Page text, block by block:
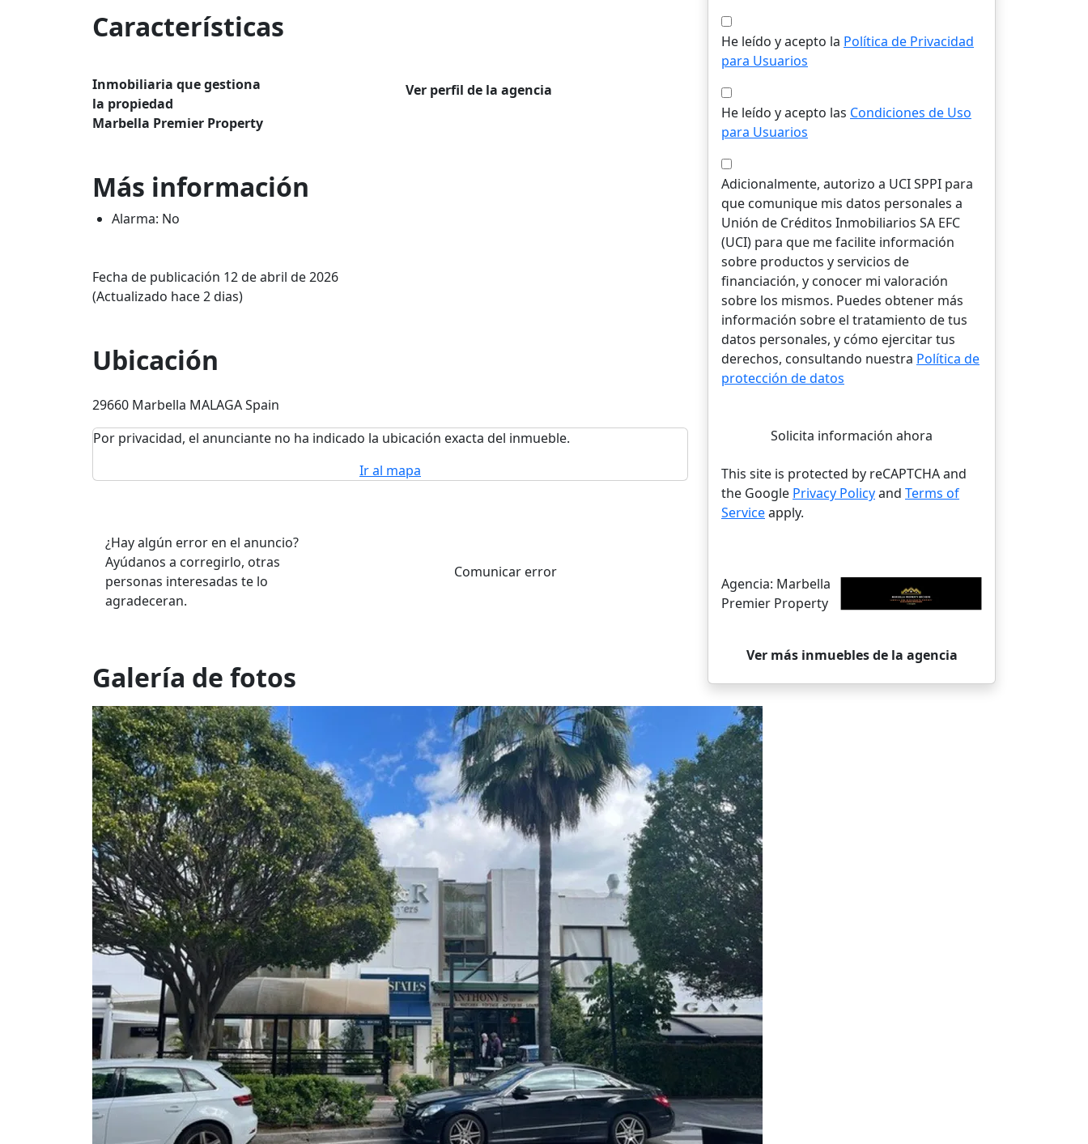
Características
Inmobiliaria que gestiona
la propiedad
Marbella Premier Property
Ver perfil de la agencia
Más información
Alarma: No
Fecha de publicación 12 de abril de 2026
(Actualizado hace 2 dias)
Ubicación
29660 Marbella MALAGA Spain
Por privacidad, el anunciante no ha indicado la ubicación exacta del inmueble.
Ir al mapa
¿Hay algún error en el anuncio?
Ayúdanos a corregirlo, otras
personas interesadas te lo
agradeceran.
Comunicar error
Galería de fotos
He leído y acepto la Política de Privacidad
para Usuarios
He leído y acepto las Condiciones de Uso
para Usuarios
Adicionalmente, autorizo a UCI SPPI para
que comunique mis datos personales a
Unión de Créditos Inmobiliarios SA EFC
(UCI) para que me facilite información
sobre productos y servicios de
financiación, y conocer mi valoración
sobre los mismos. Puedes obtener más
información sobre el tratamiento de tus
datos personales, y cómo ejercitar tus
derechos, consultando nuestra Política de
protección de datos
Solicita información ahora
This site is protected by reCAPTCHA and
the Google Privacy Policyand Terms of
Serviceapply.
Agencia: Marbella
Premier Property
Ver más inmuebles de la agencia